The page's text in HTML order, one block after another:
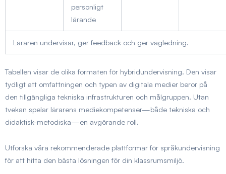
personligt
lärande
Läraren undervisar, ger feedback och ger vägledning.
Tabellen visar de olika formaten för hybridundervisning. Den visar
tydligt att omfattningen och typen av digitala medier beror på
den tillgängliga tekniska infrastrukturen och målgruppen. Utan
tvekan spelar lärarens mediekompetenser—både tekniska och
didaktisk-metodiska—en avgörande roll.
Utforska våra rekommenderade plattformar för språkundervisning
för att hitta den bästa lösningen för din klassrumsmiljö.